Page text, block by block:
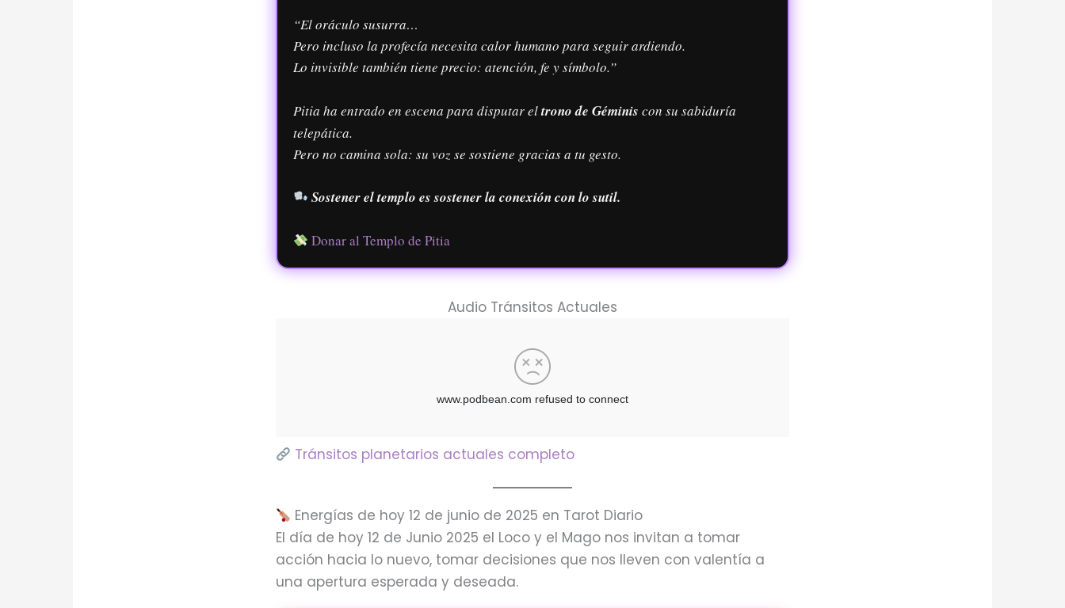
“El oráculo susurra…
Pero incluso la profecía necesita calor humano para seguir ardiendo.
Lo invisible también tiene precio: atención, fe y símbolo.”
Pitia ha entrado en escena para disputar eltrono de Géminis con su sabiduría
telepática.
Pero no camina sola: su voz se sostiene gracias a tu gesto.
Sostener el templo es sostener la conexión con lo sutil.
Donar al Templo de Pitia
Audio Tránsitos Actuales
Tránsitos planetarios actuales completo
Energías de hoy 12 de junio de 2025 en Tarot Diario
El día de hoy 12 de Junio 2025 el Loco y el Mago nos invitan a tomar
acción hacia lo nuevo, tomar decisiones que nos lleven con valentía a
una apertura esperada y deseada.